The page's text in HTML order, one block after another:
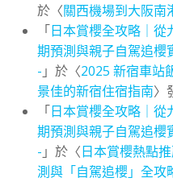
於〈關西機場到大阪南
「日本賞櫻全攻略｜從
期預測與親子自駕追櫻
- 」於〈2025 新宿車站
景佳的新宿住宿指南〉
「日本賞櫻全攻略｜從
期預測與親子自駕追櫻
- 」於〈日本賞櫻熱點
測與「自駕追櫻」全攻